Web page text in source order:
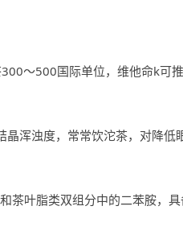
～500国际单位，维他命k可
浑浊度，常常饮沱茶，对降低
茶叶脂类双组分中的二苯胺，